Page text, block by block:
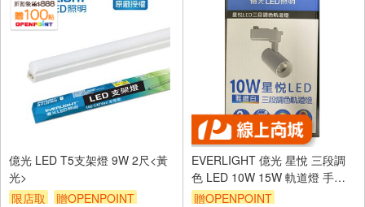
億光 LED T5支架燈 9W 2尺<黃
光>
限店取
贈OPENPOINT
EVERLIGHT 億光 星悅 三段調
色 LED 10W 15W 軌道燈 手動
撥碼 自由調整角度
贈OPENPOINT